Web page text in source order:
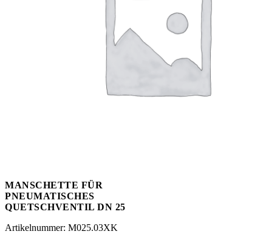
MANSCHETTE FÜR
PNEUMATISCHES
QUETSCHVENTIL DN 25
Artikelnummer: M025.03XK